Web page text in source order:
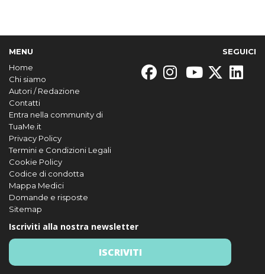
MENU
Home
Chi siamo
Autori / Redazione
Contatti
Entra nella community di
TuaMe.it
Privacy Policy
Termini e Condizioni Legali
Cookie Policy
Codice di condotta
Mappa Medici
Domande e risposte
Sitemap
SEGUICI
Iscriviti alla nostra newsletter
ISCRIVITI